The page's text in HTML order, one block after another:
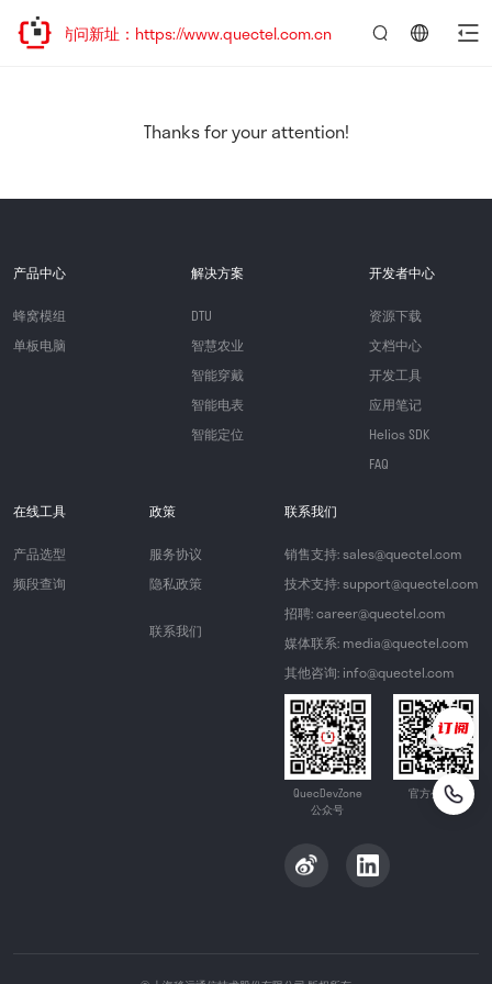
，欢迎访问新址：https://www.quectel.com.cn
Thanks for your attention!
产品中心
蜂窝模组
单板电脑
解决方案
DTU
智慧农业
智能穿戴
智能电表
智能定位
开发者中心
资源下载
文档中心
开发工具
应用笔记
Helios SDK
FAQ
在线工具
产品选型
频段查询
政策
服务协议
隐私政策
联系我们
联系我们
销售支持: sales@quectel.com
技术支持: support@quectel.com
招聘: career@quectel.com
媒体联系: media@quectel.com
其他咨询: info@quectel.com
QuecDevZone
公众号
官方公众号